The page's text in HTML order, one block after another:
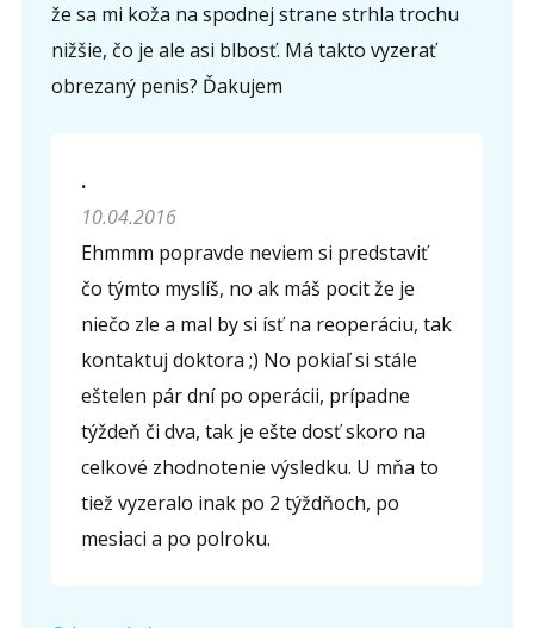
že sa mi koža na spodnej strane strhla trochu
nižšie, čo je ale asi blbosť. Má takto vyzerať
obrezaný penis? Ďakujem
.
10.04.2016
Ehmmm popravde neviem si predstaviť
čo týmto myslíš, no ak máš pocit že je
niečo zle a mal by si ísť na reoperáciu, tak
kontaktuj doktora ;) No pokiaľ si stále
eštelen pár dní po operácii, prípadne
týždeň či dva, tak je ešte dosť skoro na
celkové zhodnotenie výsledku. U mňa to
tiež vyzeralo inak po 2 týždňoch, po
mesiaci a po polroku.